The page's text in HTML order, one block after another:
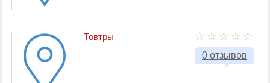
0 отзывов
Товтры